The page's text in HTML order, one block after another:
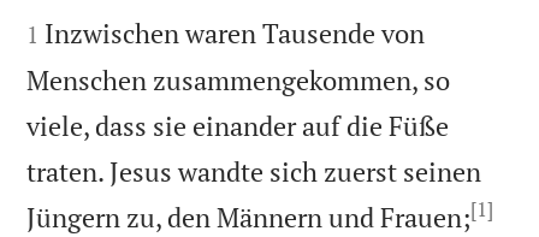


1 Inzwischen waren Tausende von
Menschen zusammengekommen, so
viele, dass sie einander auf die Füße
traten. Jesus wandte sich zuerst seinen
Jüngern zu, den Männern und Frauen;[1]